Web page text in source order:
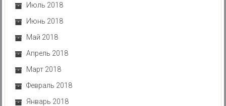
Июль 2018
Июнь 2018
Май 2018
Апрель 2018
Март 2018
Февраль 2018
Январь 2018